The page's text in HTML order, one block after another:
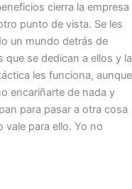
cierra la empresa
punto de vista. Se les
un mundo detrás de
se dedican a ellos y la
les funciona, aunque
encariñarte de nada y
para pasar a otra cosa
para ello. Yo no